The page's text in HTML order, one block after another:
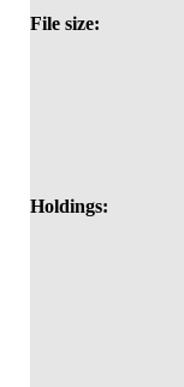
File size:
Holdings: